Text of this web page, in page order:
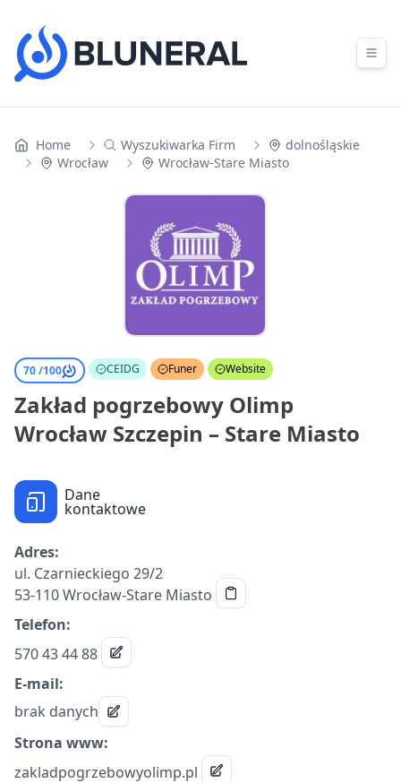
Home Wyszukiwarka Firm
dolnośląskie
Wrocław
Wrocław-Stare Miasto
70 /100 CEIDG Funer Website
Zakład pogrzebowy Olimp
Wrocław Szczepin – Stare Miasto
Dane
kontaktowe
Adres:
ul. Czarnieckiego 29/2
53-110 Wrocław-Stare Miasto
Telefon:
570 43 44 88
E-mail:
brak danych
Strona www:
zakladpogrzebowyolimp.pl